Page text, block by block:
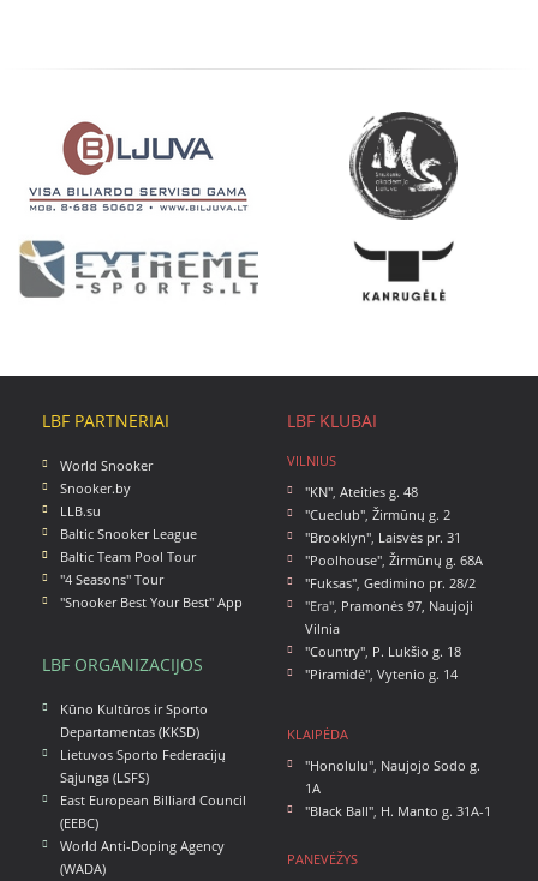
LBF PARTNERIAI
World Snooker
Snooker.by
LLB.su
Baltic Snooker League
Baltic Team Pool Tour
"4 Seasons" Tour
"Snooker Best Your Best" App
LBF ORGANIZACIJOS
Kūno Kultūros ir Sporto
Departamentas (KKSD)
Lietuvos Sporto Federacijų
Sąjunga (LSFS)
East European Billiard Council
(EEBC)
World Anti-Doping Agency
(WADA)
LBF KLUBAI
VILNIUS
"KN" Ateities g. 48
"Cueclub" Žirmūnų g. 2
"Brooklyn" Laisvės pr. 31
"Poolhouse" Žirmūnų g. 68A
"Fuksas" Gedimino pr. 28/2
"Era", Pramonės 97, Naujoji
Vilnia
"Country" P. Lukšio g. 18
"Piramidė" Vytenio g. 14
KLAIPĖDA
"Honolulu" Naujojo Sodo g.
1A
"Black Ball" H. Manto g. 31A-1
PANEVĖŽYS